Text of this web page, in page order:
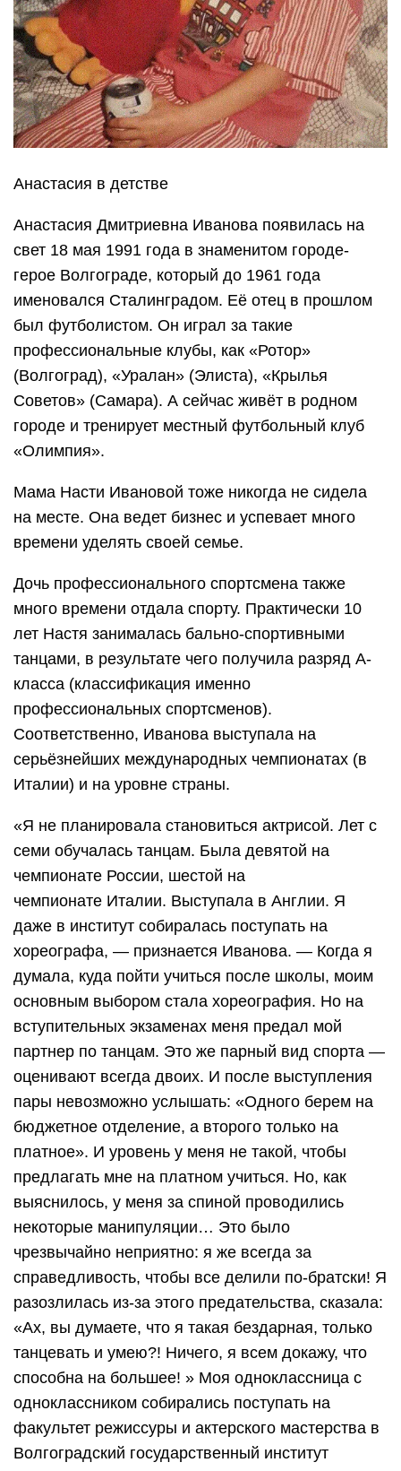
Анастасия в детстве
Анастасия Дмитриевна Иванова появилась на
свет 18 мая 1991 года в знаменитом городе-
герое Волгограде, который до 1961 года
именовался Сталинградом. Её отец в прошлом
был футболистом. Он играл за такие
профессиональные клубы, как «Ротор»
(Волгоград), «Уралан» (Элиста), «Крылья
Советов» (Самара). А сейчас живёт в родном
городе и тренирует местный футбольный клуб
«Олимпия».
Мама Насти Ивановой тоже никогда не сидела
на месте. Она ведет бизнес и успевает много
времени уделять своей семье.
Дочь профессионального спортсмена также
много времени отдала спорту. Практически 10
лет Настя занималась бально-спортивными
танцами, в результате чего получила разряд А-
класса (классификация именно
профессиональных спортсменов).
Соответственно, Иванова выступала на
серьёзнейших международных чемпионатах (в
Италии) и на уровне страны.
«Я не планировала становиться актрисой. Лет с
семи обучалась танцам. Была девятой на
чемпионате России, шестой на
чемпионате Италии. Выступала в Англии. Я
даже в институт собиралась поступать на
хореографа, — признается Иванова. — Когда я
думала, куда пойти учиться после школы, моим
основным выбором стала хореография. Но на
вступительных экзаменах меня предал мой
партнер по танцам. Это же парный вид спорта —
оценивают всегда двоих. И после выступления
пары невозможно услышать: «Одного берем на
бюджетное отделение, а второго только на
платное». И уровень у меня не такой, чтобы
предлагать мне на платном учиться. Но, как
выяснилось, у меня за спиной проводились
некоторые манипуляции… Это было
чрезвычайно неприятно: я же всегда за
справедливость, чтобы все делили по-братски! Я
разозлилась из-за этого предательства, сказала:
«Ах, вы думаете, что я такая бездарная, только
танцевать и умею?! Ничего, я всем докажу, что
способна на большее! » Моя одноклассница с
одноклассником собирались поступать на
факультет режиссуры и актерского мастерства в
Волгоградский государственный институт